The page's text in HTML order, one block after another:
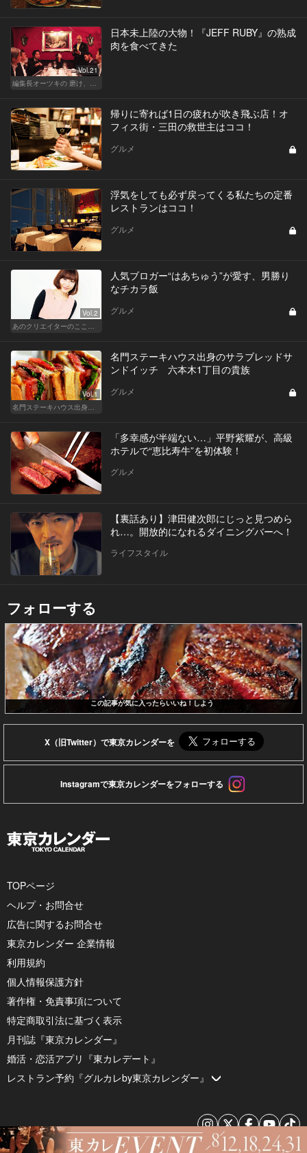
Vol.21
日本未上陸の大物！『JEFF RUBY』の熟成
肉を食べてきた
帰りに寄れば1日の疲れが吹き飛ぶ店！オ
フィス街・三田の救世主はココ！
グルメ
浮気をしても必ず戻ってくる私たちの定番
レストランはココ！
グルメ
Vol.2
人気ブロガー“はあちゅう”が愛す、男勝り
なチカラ飯
グルメ
Vol.1
名門ステーキハウス出身のサラブレッドサ
ンドイッチ 六本木1丁目の貴族
グルメ
「多幸感が半端ない…」平野紫耀が、高級
ホテルで“恵比寿牛”を初体験！
グルメ
【裏話あり】津田健次郎にじっと見つめら
れ…。開放的になれるダイニングバーへ！
ライフスタイル
フォローする
この記事が気に入ったらいいね！しよう
X（旧Twitter）で東京カレンダーを
Instagramで東京カレンダーをフォローする
TOPページ
ヘルプ・お問合せ
広告に関するお問合せ
東京カレンダー 企業情報
利用規約
個人情報保護方針
著作権・免責事項について
特定商取引法に基づく表示
月刊誌『東京カレンダー』
婚活・恋活アプリ『東カレデート』
レストラン予約『グルカレby東京カレンダー』
© 2026 by Tokyo Calendar, Inc.